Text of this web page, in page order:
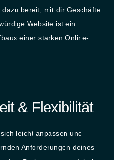
bereit, mit dir Geschäfte
Website ist ein
einer starken Online-
& Flexibilität
leicht anpassen und
Anforderungen deines